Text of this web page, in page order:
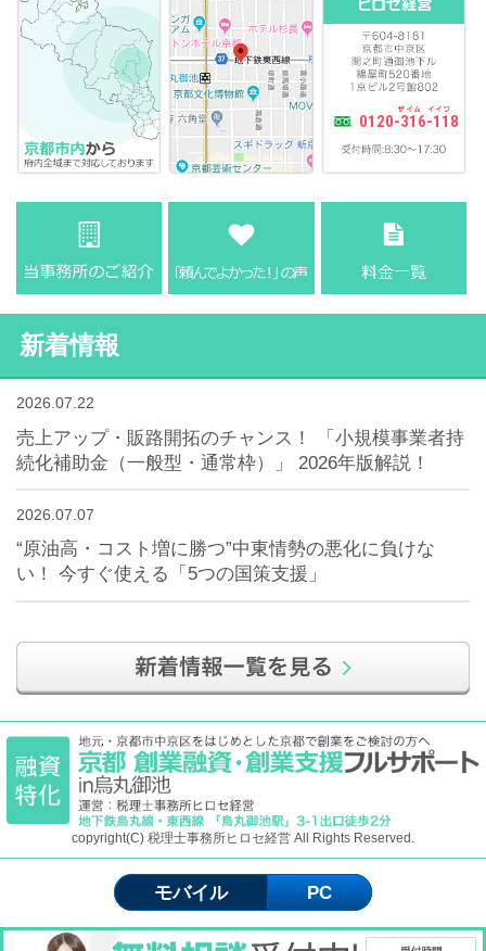
0120-316-118
新着情報
2026.07.22
売上アップ・販路開拓のチャンス！ 「小規模事業者持
続化補助金（一般型・通常枠）」 2026年版解説！
2026.07.07
“原油高・コスト増に勝つ”中東情勢の悪化に負けな
い！ 今すぐ使える「5つの国策支援」
copyright(C) 税理士事務所ヒロセ経営 All Rights Reserved.
モバイル PC